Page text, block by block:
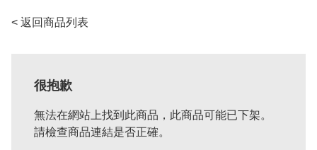
< 返回商品列表
很抱歉
無法在網站上找到此商品，此商品可能已下架。
請檢查商品連結是否正確。